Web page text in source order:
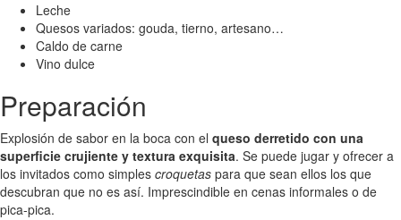
Leche
Quesos variados: gouda, tierno, artesano…
Caldo de carne
Vino dulce
Preparación
Explosión de sabor en la boca con el queso derretido con una
superficie crujiente y textura exquisita. Se puede jugar y ofrecer a
los invitados como simples croquetas para que sean ellos los que
descubran que no es así. Imprescindible en cenas informales o de
pica-pica.